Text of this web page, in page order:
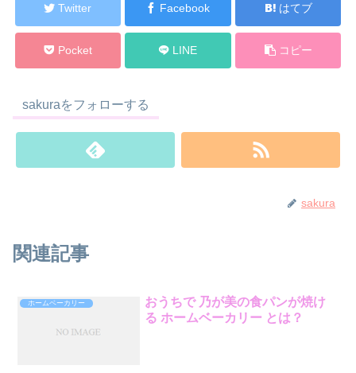
Twitter Facebook はてブ
Pocket LINE コピー
sakuraをフォローする
sakura
関連記事
ホームベーカリー
おうちで 乃が美の食パンが焼け
る ホームベーカリー とは？